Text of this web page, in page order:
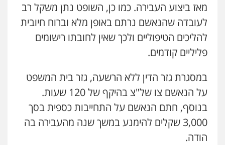
מאז ביצוע העבירה. כמו כן, השופט נתן משקל רב
לעובדה שהנאשם נרתם באופן מלא וברוח חיובית
להליכים הטיפוליים ולכך שאין לחובתו רישומים
פליליים קודמים.
במסגרת גזר הדין ללא הרשעה, גזר בית המשפט
על הנאשם צו של"צ בהיקף של 120 שעות.
בנוסף, חתם הנאשם על התחייבות כספית בסך
3,000 שקלים להימנע במשך שנה מהעבירה בה
הודה.
קורל קרוז – עורך דין פלילי
משפט פלילי
פשיעה חמורה
ומעצרים
0508824984
עו"ד תומר בנישתי
פלילי מעצרים וחקירות צווארון לבן פשיעה